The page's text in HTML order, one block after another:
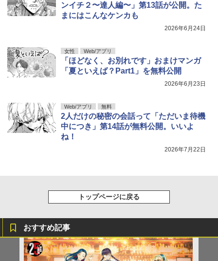
ンイチ２〜達人編〜」第13話が公開。た
まにはこんなケンカも
2026年6月24日
女性 Web/アプリ
「ほどなく、お別れです」おまけマンガ
「夏といえば？Part1」を無料公開
2026年6月23日
Web/アプリ 無料
2人だけの秘密の会話って「ただいま待機
中につき」第14話が無料公開。いいよ
ね！
2026年7月22日
トップページに戻る
おすすめ記事